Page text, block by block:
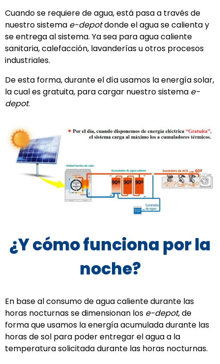
Cuando se requiere de agua, está pasa a través de
nuestro sistema e-depotdonde el agua se calienta y
se entrega al sistema. Ya sea para agua caliente
sanitaria, calefacción, lavanderías u otros procesos
industriales.
De esta forma, durante el día usamos la energía solar,
la cual es gratuita, para cargar nuestro sistema e-
depot.
¿Y cómo funciona por la
noche?
En base al consumo de agua caliente durante las
horas nocturnas se dimensionan los e-depot, de
forma que usamos la energía acumulada durante las
horas de sol para poder entregar el agua a la
temperatura solicitada durante las horas nocturnas.